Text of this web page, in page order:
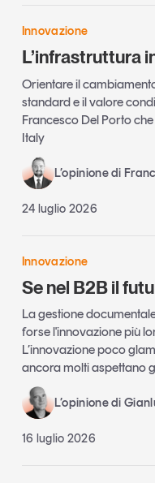
Innovazione
L’infrastruttura
Orientare il
standard e il valore
Francesco Del Porto
Italy
L’opinione di
24 luglio 2026
Innovazione
Se nel B2B il
La gestione
forse l'innovazione più
L’innovazione poco
ancora molti aspettano
L’opinione di
16 luglio 2026